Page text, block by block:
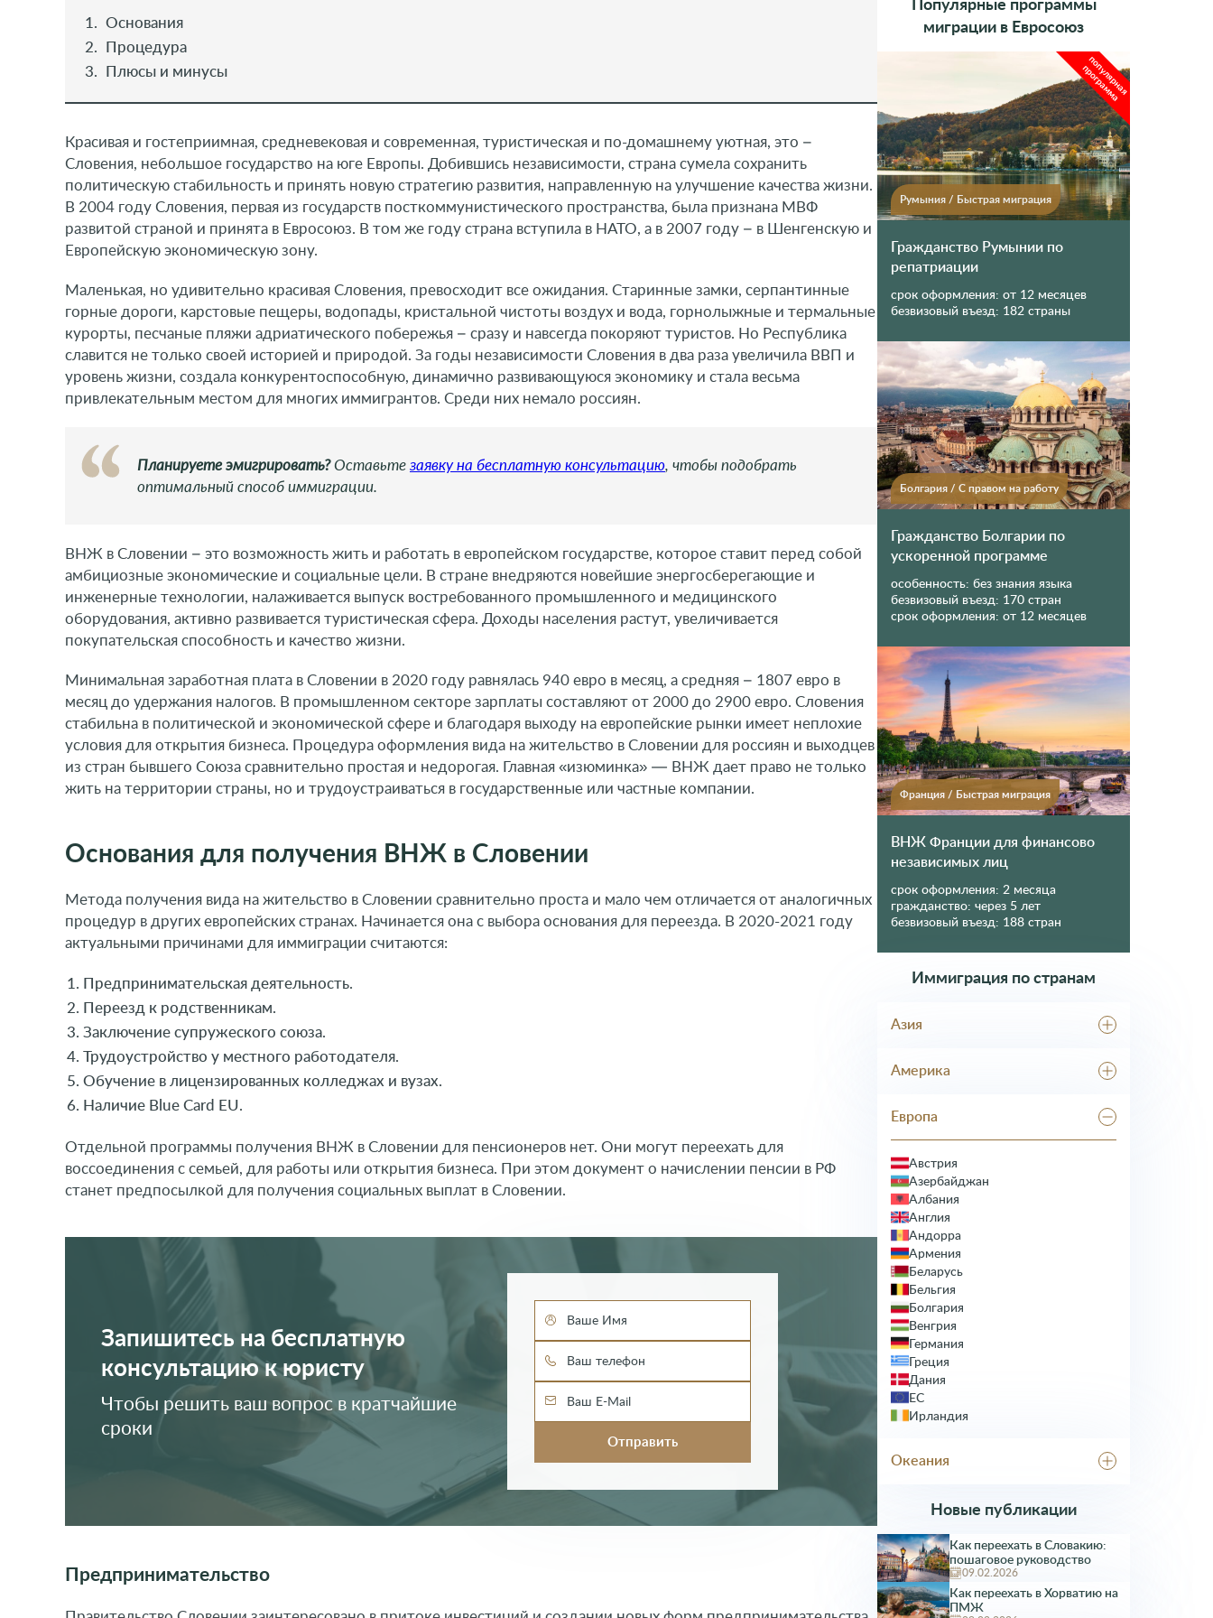
Основания
Процедура
Плюсы и минусы
Красивая и гостеприимная, средневековая и современная, туристическая и по-домашнему уютная, это –
Словения, небольшое государство на юге Европы. Добившись независимости, страна сумела сохранить
политическую стабильность и принять новую стратегию развития, направленную на улучшение качества жизни.
В 2004 году Словения, первая из государств посткоммунистического пространства, была признана МВФ
развитой страной и принята в Евросоюз. В том же году страна вступила в НАТО, а в 2007 году – в Шенгенскую и
Европейскую экономическую зону.
Маленькая, но удивительно красивая Словения, превосходит все ожидания. Старинные замки, серпантинные
горные дороги, карстовые пещеры, водопады, кристальной чистоты воздух и вода, горнолыжные и термальные
курорты, песчаные пляжи адриатического побережья – сразу и навсегда покоряют туристов. Но Республика
славится не только своей историей и природой. За годы независимости Словения в два раза увеличила ВВП и
уровень жизни, создала конкурентоспособную, динамично развивающуюся экономику и стала весьма
привлекательным местом для многих иммигрантов. Среди них немало россиян.
Планируете эмигрировать?Оставьте заявку на бесплатную консультацию, чтобы подобрать
оптимальный способ иммиграции.
ВНЖ в Словении – это возможность жить и работать в европейском государстве, которое ставит перед собой
амбициозные экономические и социальные цели. В стране внедряются новейшие энергосберегающие и
инженерные технологии, налаживается выпуск востребованного промышленного и медицинского
оборудования, активно развивается туристическая сфера. Доходы населения растут, увеличивается
покупательская способность и качество жизни.
Минимальная заработная плата в Словении в 2020 году равнялась 940 евро в месяц, а средняя – 1807 евро в
месяц до удержания налогов. В промышленном секторе зарплаты составляют от 2000 до 2900 евро. Словения
стабильна в политической и экономической сфере и благодаря выходу на европейские рынки имеет неплохие
условия для открытия бизнеса. Процедура оформления вида на жительство в Словении для россиян и выходцев
из стран бывшего Союза сравнительно простая и недорогая. Главная «изюминка» — ВНЖ дает право не только
жить на территории страны, но и трудоустраиваться в государственные или частные компании.
Основания для получения ВНЖ в Словении
Метода получения вида на жительство в Словении сравнительно проста и мало чем отличается от аналогичных
процедур в других европейских странах. Начинается она с выбора основания для переезда. В 2020-2021 году
актуальными причинами для иммиграции считаются:
Предпринимательская деятельность.
Переезд к родственникам.
Заключение супружеского союза.
Трудоустройство у местного работодателя.
Обучение в лицензированных колледжах и вузах.
Наличие Blue Card EU.
Отдельной программы получения ВНЖ в Словении для пенсионеров нет. Они могут переехать для
воссоединения с семьей, для работы или открытия бизнеса. При этом документ о начислении пенсии в РФ
станет предпосылкой для получения социальных выплат в Словении.
Запишитесь на бесплатную
консультацию к юристу
Чтобы решить ваш вопрос в кратчайшие
сроки
Предпринимательство
Популярные программы
миграции в Евросоюз
популярная
программа
Румыния / Быстрая миграция
Гражданство Румынии по
репатриации
срок оформления: от 12 месяцев
безвизовый въезд: 182 страны
Болгария / С правом на работу
Гражданство Болгарии по
ускоренной программе
особенность: без знания языка
безвизовый въезд: 170 стран
срок оформления: от 12 месяцев
Франция / Быстрая миграция
ВНЖ Франции для финансово
независимых лиц
срок оформления: 2 месяца
гражданство: через 5 лет
безвизовый въезд: 188 стран
Иммиграция по странам
Азия
Грузия
Корея
Таджикистан
Тайланд
Туркменистан
Турция
Япония
Америка
Доминика
Доминикана
Канада
Мексика
США
Европа
Австрия
Азербайджан
Албания
Англия
Андорра
Армения
Беларусь
Бельгия
Болгария
Венгрия
Германия
Греция
Дания
ЕС
Ирландия
Италия
Кипр
Литва
Лихтенштейн
Люксембург
Мальта
Молдавия
Океания
Новые публикации
Как переехать в Словакию:
пошаговое руководство
09.02.2026
Как переехать в Хорватию на
ПМЖ
Оформление второго паспорта Евросоюза
по упрощенной программе для граждан
России и других стран СНГ
Заполните заявку на бесплатную
консультацию с профильным юристом